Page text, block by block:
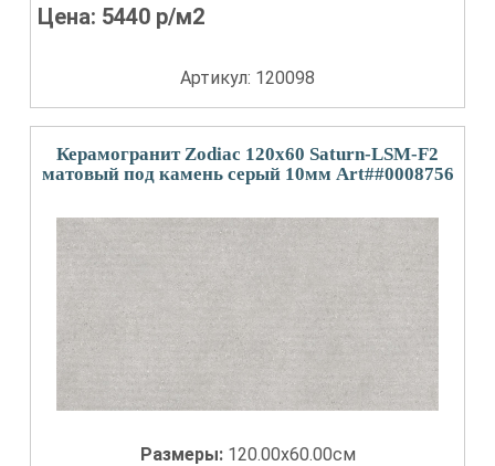
Цена: 5440 р/м2
Артикул: 120098
Керамогранит Zodiac 120x60 Saturn-LSM-F2
матовый под камень серый 10мм Art##0008756
Размеры: 120.00x60.00см